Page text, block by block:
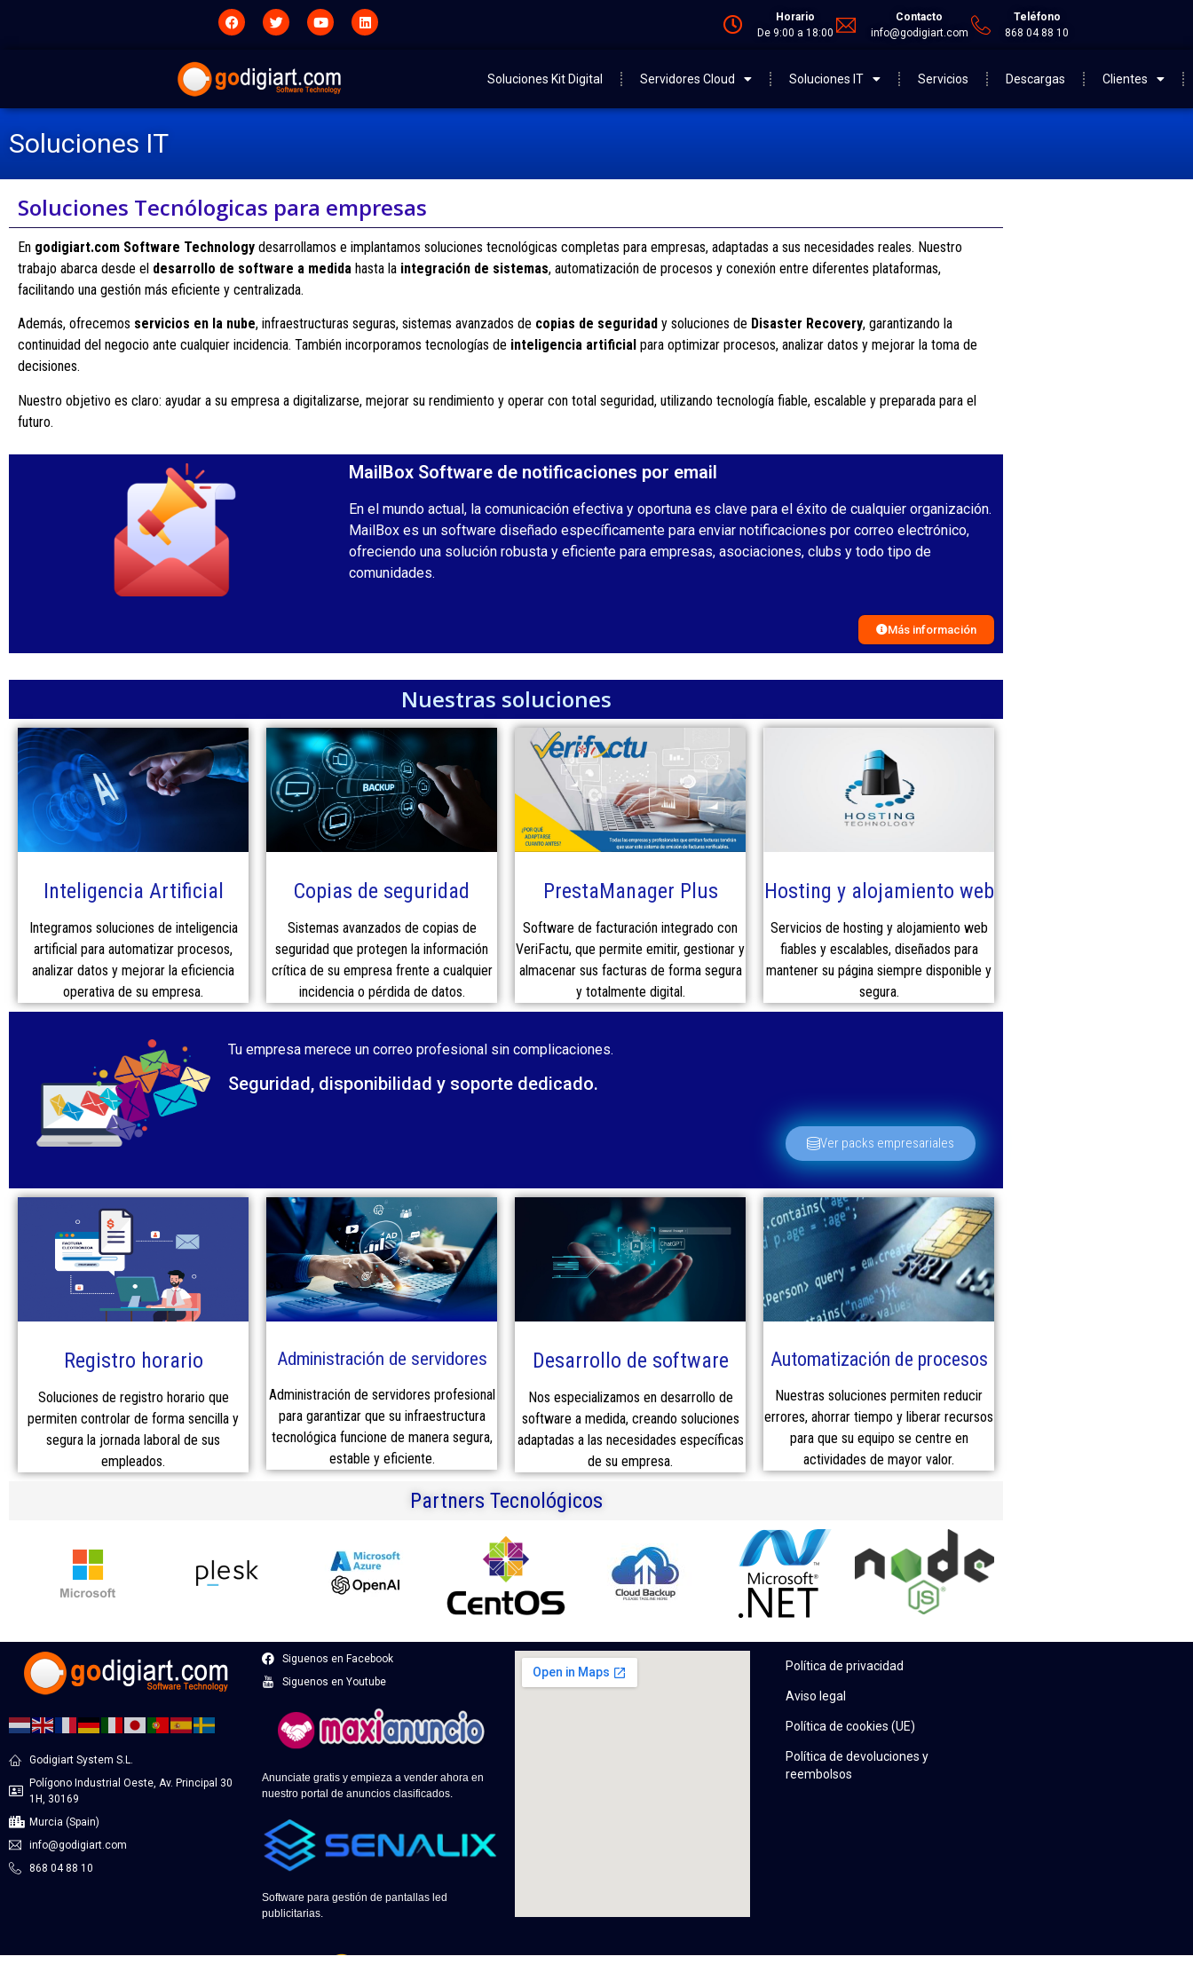
Horario
De 9:00 a 18:00
Contacto
info@godigiart.com
Teléfono
868 04 88 10
Soluciones Kit Digital Servidores Cloud Soluciones IT Servicios Descargas Clientes
Soluciones IT
Soluciones Tecnólogicas para empresas
En godigiart.com Software Technology desarrollamos e implantamos soluciones tecnológicas completas para empresas, adaptadas a sus necesidades reales. Nuestro
trabajo abarca desde el desarrollo de software a medida hasta la integración de sistemas, automatización de procesos y conexión entre diferentes plataformas,
facilitando una gestión más eficiente y centralizada.
Además, ofrecemos servicios en la nube, infraestructuras seguras, sistemas avanzados de copias de seguridad y soluciones de Disaster Recovery, garantizando la
continuidad del negocio ante cualquier incidencia. También incorporamos tecnologías de inteligencia artificial para optimizar procesos, analizar datos y mejorar la toma de
decisiones.
Nuestro objetivo es claro: ayudar a su empresa a digitalizarse, mejorar su rendimiento y operar con total seguridad, utilizando tecnología fiable, escalable y preparada para el
futuro.
MailBox Software de notificaciones por email
En el mundo actual, la comunicación efectiva y oportuna es clave para el éxito de cualquier organización.
MailBox es un software diseñado específicamente para enviar notificaciones por correo electrónico,
ofreciendo una solución robusta y eficiente para empresas, asociaciones, clubs y todo tipo de
comunidades.
Más información
Nuestras soluciones
Inteligencia Artificial
Integramos soluciones de inteligencia
artificial para automatizar procesos,
analizar datos y mejorar la eficiencia
operativa de su empresa.
Copias de seguridad
Sistemas avanzados de copias de
seguridad que protegen la información
crítica de su empresa frente a cualquier
incidencia o pérdida de datos.
PrestaManager Plus
Software de facturación integrado con
VeriFactu, que permite emitir, gestionar y
almacenar sus facturas de forma segura
y totalmente digital.
Hosting y alojamiento web
Servicios de hosting y alojamiento web
fiables y escalables, diseñados para
mantener su página siempre disponible y
segura.
Tu empresa merece un correo profesional sin complicaciones.
Seguridad, disponibilidad y soporte dedicado.
Ver packs empresariales
Registro horario
Soluciones de registro horario que
permiten controlar de forma sencilla y
segura la jornada laboral de sus
empleados.
Administración de servidores
Administración de servidores profesional
para garantizar que su infraestructura
tecnológica funcione de manera segura,
estable y eficiente.
Desarrollo de software
Nos especializamos en desarrollo de
software a medida, creando soluciones
adaptadas a las necesidades específicas
de su empresa.
Automatización de procesos
Nuestras soluciones permiten reducir
errores, ahorrar tiempo y liberar recursos
para que su equipo se centre en
actividades de mayor valor.
Partners Tecnológicos
Godigiart System S.L.
Polígono Industrial Oeste, Av. Principal 30
1H, 30169
Murcia (Spain)
info@godigiart.com
868 04 88 10
Siguenos en Facebook
Siguenos en Youtube
Anunciate gratis y empieza a vender ahora en
nuestro portal de anuncios clasificados.
Software para gestión de pantallas led
publicitarias.
Política de privacidad
Aviso legal
Política de cookies (UE)
Política de devoluciones y
reembolsos